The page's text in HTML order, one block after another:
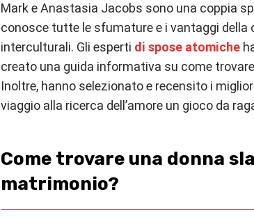
Mark e Anastasia Jacobs sono una coppia
conosce tutte le sfumature e i vantaggi della
interculturali. Gli esperti di spose atomiche
creato una guida informativa su come
Inoltre, hanno selezionato e recensito i
viaggio alla ricerca dell’amore un gioco da
Come trovare una donna
matrimonio?